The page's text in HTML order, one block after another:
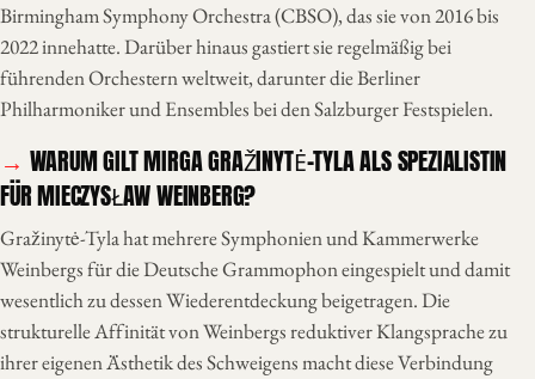
Birmingham Symphony Orchestra (CBSO), das sie von 2016 bis
2022 innehatte. Darüber hinaus gastiert sie regelmäßig bei
führenden Orchestern weltweit, darunter die Berliner
Philharmoniker und Ensembles bei den Salzburger Festspielen.
WARUM GILT MIRGA GRAŽINYTĖ-TYLA ALS SPEZIALISTIN
FÜR MIECZYSŁAW WEINBERG?
Gražinytė-Tyla hat mehrere Symphonien und Kammerwerke
Weinbergs für die Deutsche Grammophon eingespielt und damit
wesentlich zu dessen Wiederentdeckung beigetragen. Die
strukturelle Affinität von Weinbergs reduktiver Klangsprache zu
ihrer eigenen Ästhetik des Schweigens macht diese Verbindung